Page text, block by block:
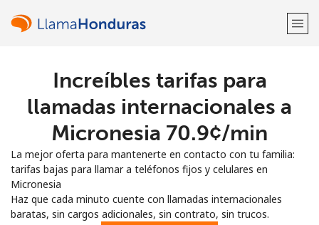
¡Bienvenido!
Regístrate con
Increíbles tarifas para
llamadas internacionales a
Micronesia ⁦70.9¢⁩/min
La mejor oferta para mantenerte en contacto con tu familia:
tarifas bajas para llamar a teléfonos fijos y celulares en
Micronesia
Haz que cada minuto cuente con llamadas internacionales
baratas, sin cargos adicionales, sin contrato, sin trucos.